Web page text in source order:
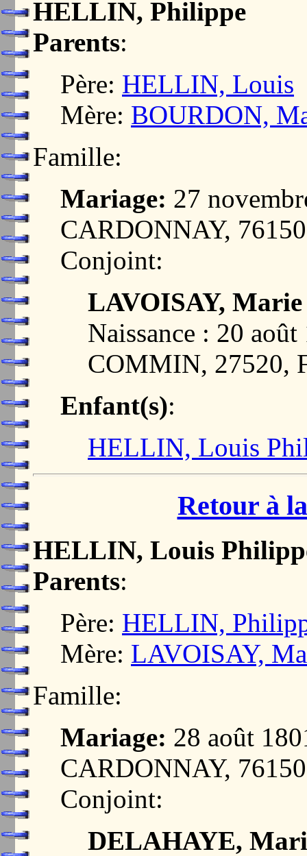
HELLIN, Philippe
Parents:
Père: HELLIN, Louis
Mère: BOURDON,
Famille:
Mariage: 27
CARDONNAY,
Conjoint:
LAVOISAY,
Naissance : 20
COMMIN, 27520,
Enfant(s):
HELLIN, Louis
Retour à
HELLIN, Louis
Parents:
Père: HELLIN,
Mère: LAVOISAY,
Famille:
Mariage: 28 août
CARDONNAY,
Conjoint:
DELAHAYE,